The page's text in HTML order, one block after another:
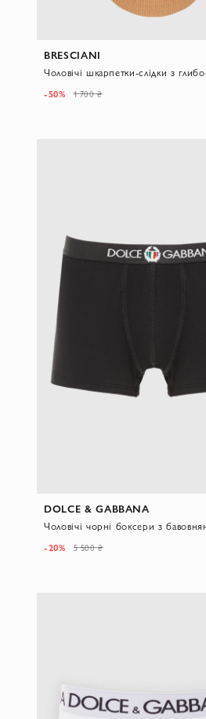
BRESCIANI
-50% 1 700 ₴
DOLCE & GABBANA
-20% 5 500 ₴